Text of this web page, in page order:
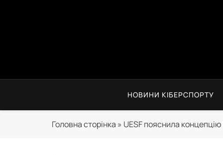
НОВИНИ КІБЕРСПОРТУ
Головна сторінка » UESF пояснила концепцію